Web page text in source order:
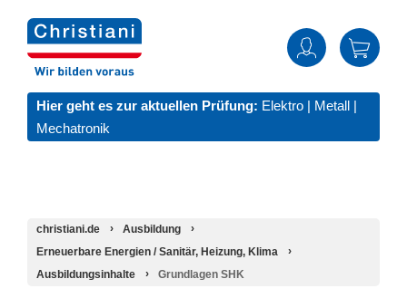
Hier geht es zur aktuellen Prüfung: Elektro | Metall |
Mechatronik
christiani.de
Ausbildung
Erneuerbare Energien / Sanitär, Heizung, Klima
Ausbildungsinhalte
Grundlagen SHK